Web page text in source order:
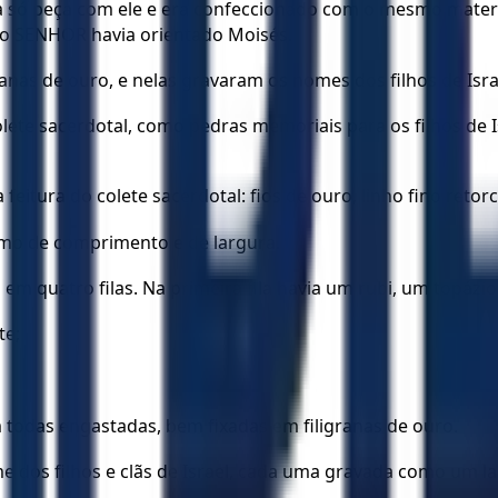
peça com ele e era confeccionado com o mesmo
havia orientado Moisés.
de ouro, e nelas gravaram os nomes dos filhos de
sacerdotal, como pedras memoriais para os filhos
do colete sacerdotal: fios de ouro, linho fino
de comprimento e de largura.
quatro filas. Na primeira fila havia um rubi, um
engastadas, bem fixadas em filigranas de ouro.
dos filhos e clãs de Israel, cada uma gravada como um